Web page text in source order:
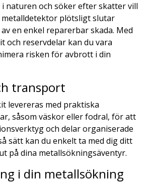
naturen och söker efter skatter vill
plötsligt slutar
en enkel reparerbar skada. Med
och reservdelar kan du vara
risken för avbrott i din
transport
levereras med praktiska
såsom väskor eller fodral, för att
och delar organiserade
sätt kan du enkelt ta med dig ditt
på dina metallsökningsäventyr.
i din metallsökning